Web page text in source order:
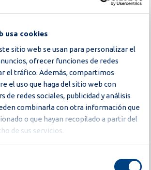
usa cookies
sitio web se usan para personalizar el
ofrecer funciones de redes
el tráfico. Además, compartimos
el uso que haga del sitio web con
de redes sociales, publicidad y análisis
combinarla con otra información que
o que hayan recopilado a partir del
de sus servicios.
salvaguarda la calidad y
de huevo
centra en la higiene